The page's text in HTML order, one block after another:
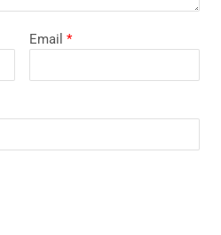
Email *